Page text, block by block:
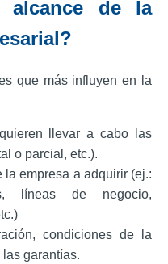
alcance de la
que más influyen en la
llevar a cabo las
o parcial, etc.).
empresa a adquirir (ej.:
líneas de negocio,
condiciones de la
garantías.